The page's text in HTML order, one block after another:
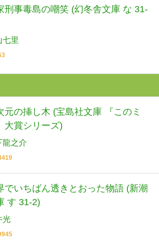
刑事毒島の嘲笑 (幻冬舎文庫 な 31-
七里
元の挿し木 (宝島社文庫 『このミ
大賞シリーズ)
龍之介
でいちばん透きとおった物語 (新潮
す 31-2)
光